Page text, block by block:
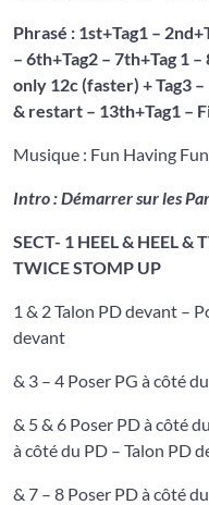
Phrasé : 1st+Tag1 –
– 6th+Tag2 – 7th+Tag 1
only 12c (faster) + Tag3
& restart – 13th+Tag1 –
Musique : Fun Having
Intro : Démarrer sur les
SECT- 1 HEEL & HEEL &
TWICE STOMP UP
1 & 2 Talon PD devant –
devant
& 3 – 4 Poser PG à côté
& 5 & 6 Poser PD à côté
à côté du PD – Talon PD
& 7 – 8 Poser PD à côté